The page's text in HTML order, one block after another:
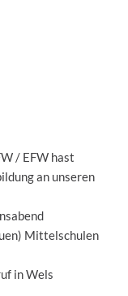
/ EFW hast
an unseren
Mittelschulen
in Wels